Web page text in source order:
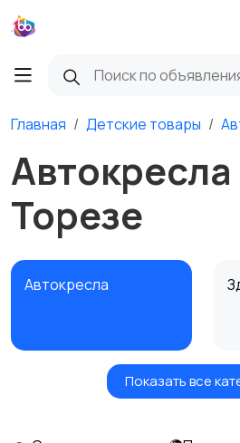
Главная Детские товары
Автокресла
Торезе
Автокресла
Игрушки и игрыПоказать все